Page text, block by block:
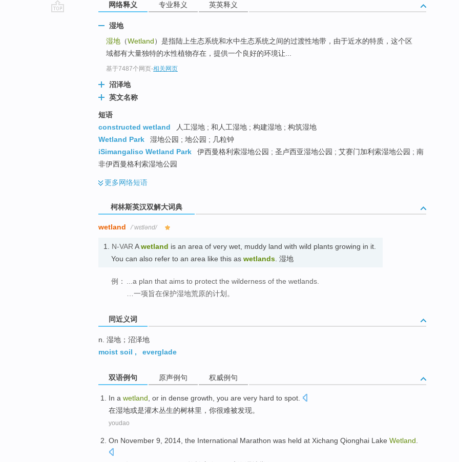
网络释义 专业释义 英英释义
湿地
湿地 （Wetland）是指陆上生态系统和水中生态系统之间的过渡性地带，由于近水的特质，这个区
域都有大量独特的水性植物存在，提供一个良好的环境让...
基于7487个网页-相关网页
沼泽地
英文名称
短语
constructed wetland
人工湿地 ; 和人工湿地 ; 构建湿地 ; 构筑湿地
Wetland Park
湿地公园 ; 地公园 ; 几粒钟
iSimangaliso Wetland Park
伊西曼格利索湿地公园 ; 圣卢西亚湿地公园 ; 艾赛门加利索湿地公园 ; 南
非伊西曼格利索湿地公园
更多网络短语
柯林斯英汉双解大词典
wetland /ˈwɛtlənd/
1. N-VARAwetland is an area of very wet, muddy land with wild plants growing in it.
You can also refer to an area like this as wetlands. 湿地
例： ...a plan that aims to protect the wilderness of the wetlands.
…一项旨在保护湿地荒原的计划。
同近义词
n. 湿地；沼泽地
moist soil , everglade
双语例句 原声例句 权威例句
In a wetland or in dense growth you are very hard to spot
在湿地或是灌木丛生的树林里， 你很难被发现。
youdao
On November 9 , 2014, the International Marathon was held at Xichang Qionghai Lake Wetland